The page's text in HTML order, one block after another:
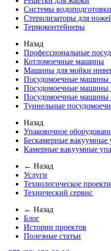
Системы водоподготовки
Стерилизаторы для
Термоконтейнеры
Назад
Профессиональные
Котломоечные машины
Машины для мойки
Посудомоечные машины
Посудомоечные машины
Посудомоечные машины
Туннельные
Назад
Упаковочное
Бескамерные вакуумные
Камерные вакуумные
← Назад
Услуги
Технологическое
Технический сервис
← Назад
Блог
Истории проектов
Полезные статьи